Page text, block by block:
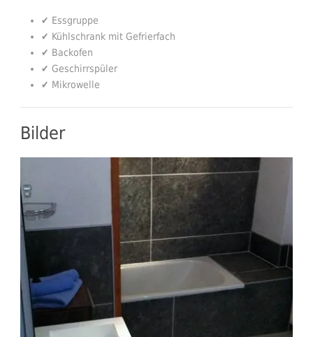
✔ Essgruppe
✔ Kühlschrank mit Gefrierfach
✔ Backofen
✔ Geschirrspüler
✔ Mikrowelle
Bilder